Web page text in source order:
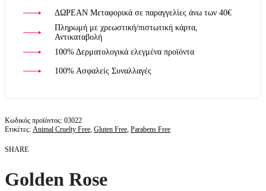
ΔΩΡΕΑΝ Μεταφορικά σε παραγγελίες άνω των 40€
Πληρωμή με χρεωστική/πιστωτική κάρτα,
Αντικαταβολή
100% Δερματολογικά ελεγμένα προϊόντα
100% Ασφαλείς Συναλλαγές
03022
Ετικέτες: Animal Cruelty Free Gluten Free Parabens Free
SHARE
Golden Rose